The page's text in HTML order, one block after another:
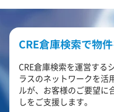
CRE倉庫検索で物
CRE倉庫検索を運営する
ラスのネットワークを活
ルが、お客様のご要望に
しをご支援します。